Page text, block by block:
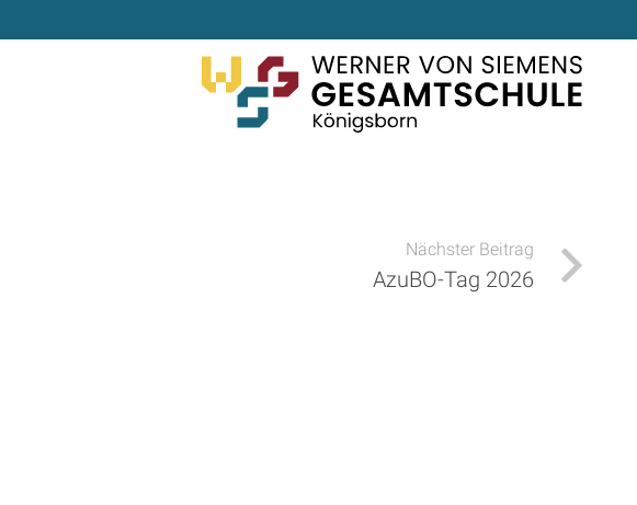
Nächster Beitrag
AzuBO-Tag 2026